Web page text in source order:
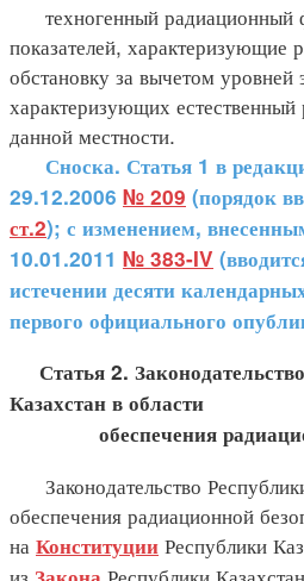
техногенный радиационный
показателей, характеризующие
обстановку за вычетом уровней
характеризующих
данной местности.
Сноска. Статья 1 в
29.12.2006 № 209 (порядок
ст.2); с изменением,
10.01.2011 № 383-IV
истечении десяти
первого официального
Статья 2.
Казахстан в области
обеспечения
Законодательство
обеспечения радиационной
на Конституции Республики